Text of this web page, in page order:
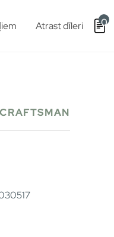
Atrast dīleri 0